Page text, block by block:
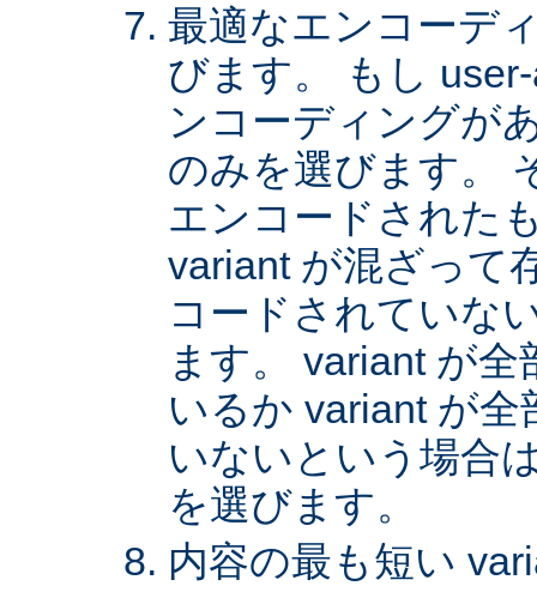
最適なエンコーデ
びます。 もし
ンコーディングが
のみを選びます。
エンコードされた
variant が混ざって
コードされていな
ます。 variant が
いるか variant が
いないという場合
を選びます。
内容の最も短い